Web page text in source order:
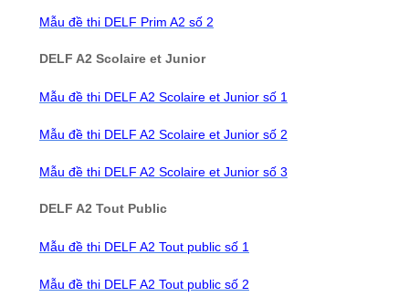
Mẫu đề thi DELF Prim A2 số 2
DELF A2 Scolaire et Junior
Mẫu đề thi DELF A2 Scolaire et Junior số 1
Mẫu đề thi DELF A2 Scolaire et Junior số 2
Mẫu đề thi DELF A2 Scolaire et Junior số 3
DELF A2 Tout Public
Mẫu đề thi DELF A2 Tout public số 1
Mẫu đề thi DELF A2 Tout public số 2